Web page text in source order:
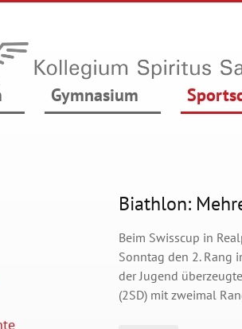
Gymnasium
Biathlon:
Beim Swisscup in
Sonntag den 2. Rang
der Jugend
(2SD) mit zweimal